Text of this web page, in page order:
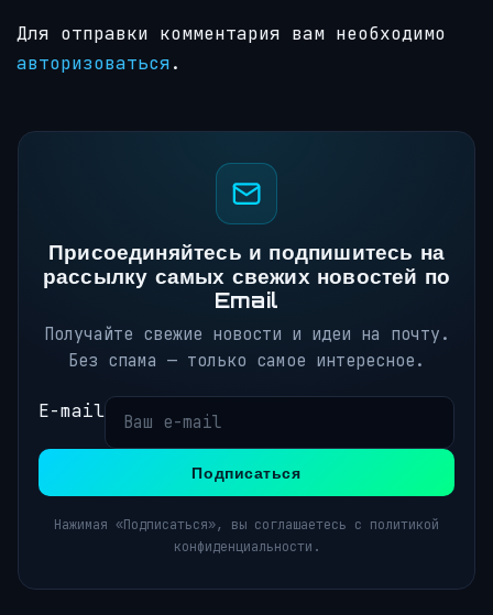
Для отправки комментария вам необходимо
авторизоваться.
Присоединяйтесь и подпишитесь на
рассылку самых свежих новостей по
Email
Получайте свежие новости и идеи на почту.
Без спама — только самое интересное.
E-mail
Подписаться
Нажимая «Подписаться», вы соглашаетесь с политикой
конфиденциальности.